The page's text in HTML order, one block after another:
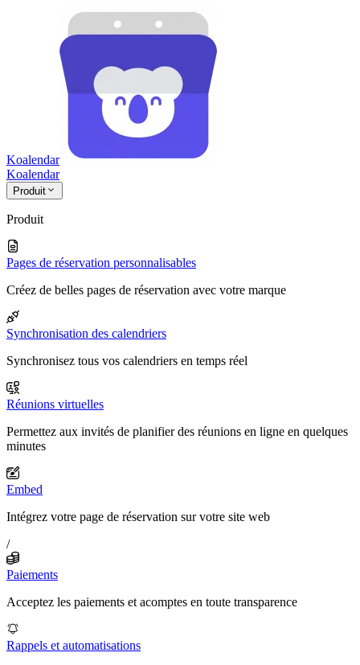
Koalendar
Koalendar
Produit
Produit
Pages de réservation personnalisables
Créez de belles pages de réservation avec votre marque
Synchronisation des calendriers
Synchronisez tous vos calendriers en temps réel
Réunions virtuelles
Permettez aux invités de planifier des réunions en ligne en quelques
minutes
Embed
Intégrez votre page de réservation sur votre site web
/
Paiements
Acceptez les paiements et acomptes en toute transparence
Rappels et automatisations